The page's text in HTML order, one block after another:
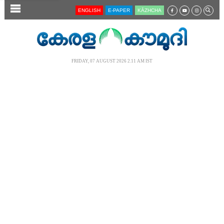
SECTIONS ENGLISH E-PAPER KĀZHCHA
FRIDAY, 07 AUGUST 2026 2.11 AM IST